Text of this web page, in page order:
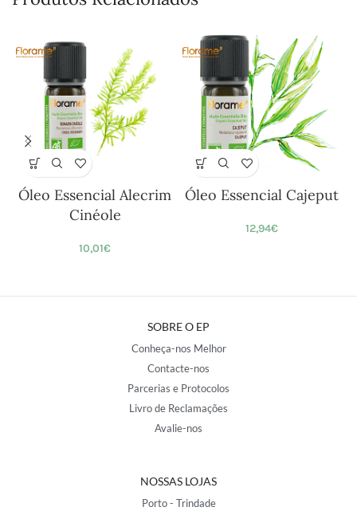
Óleo Essencial Alecrim
Cinéole
10,01€
Óleo Essencial Cajeput
12,94€
SOBRE O EP
Conheça-nos Melhor
Contacte-nos
Parcerias e Protocolos
Livro de Reclamações
Avalie-nos
NOSSAS LOJAS
Porto - Trindade